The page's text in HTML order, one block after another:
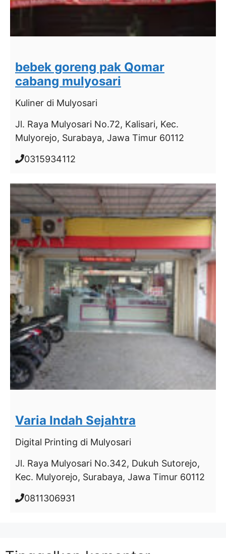
bebek goreng pak Qomar
cabang mulyosari
Kuliner di Mulyosari
Jl. Raya Mulyosari No.72, Kalisari, Kec.
Mulyorejo, Surabaya, Jawa Timur 60112
0315934112
Varia Indah Sejahtra
Digital Printing di Mulyosari
Jl. Raya Mulyosari No.342, Dukuh Sutorejo,
Kec. Mulyorejo, Surabaya, Jawa Timur 60112
0811306931